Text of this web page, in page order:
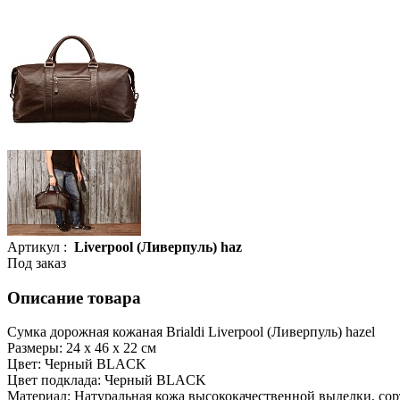
Артикул : Liverpool (Ливерпуль) haz
Под заказ
Описание товара
Сумка дорожная кожаная Brialdi Liverpool (Ливерпуль) hazel
Размеры: 24 х 46 х 22 см
Цвет: Черный BLACK
Цвет подклада: Черный BLACK
Материал: Натуральная кожа высококачественной выделки,